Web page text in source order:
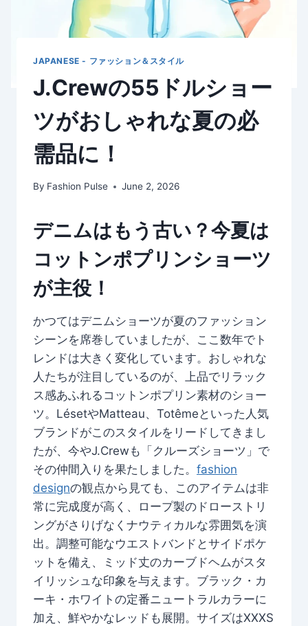
JAPANESE - ファッション＆スタイル
J.Crewの55ドルショー
ツがおしゃれな夏の必
需品に！
By Fashion Pulse June 2, 2026
デニムはもう古い？今夏は
コットンポプリンショーツ
が主役！
かつてはデニムショーツが夏のファッション
シーンを席巻していましたが、ここ数年でト
レンドは大きく変化しています。おしゃれな
人たちが注目しているのが、上品でリラック
ス感あふれるコットンポプリン素材のショー
ツ。LésetやMatteau、Totêmeといった人気
ブランドがこのスタイルをリードしてきまし
たが、今やJ.Crewも「クルーズショーツ」で
その仲間入りを果たしました。 fashion
designの観点から見ても、このアイテムは非
常に完成度が高く、ロープ製のドローストリ
ングがさりげなくナウティカルな雰囲気を演
出。調整可能なウエストバンドとサイドポケ
ットを備え、ミッド丈のカーブドヘムがスタ
イリッシュな印象を与えます。ブラック・カ
ーキ・ホワイトの定番ニュートラルカラーに
加え、鮮やかなレッドも展開。サイズはXXXS